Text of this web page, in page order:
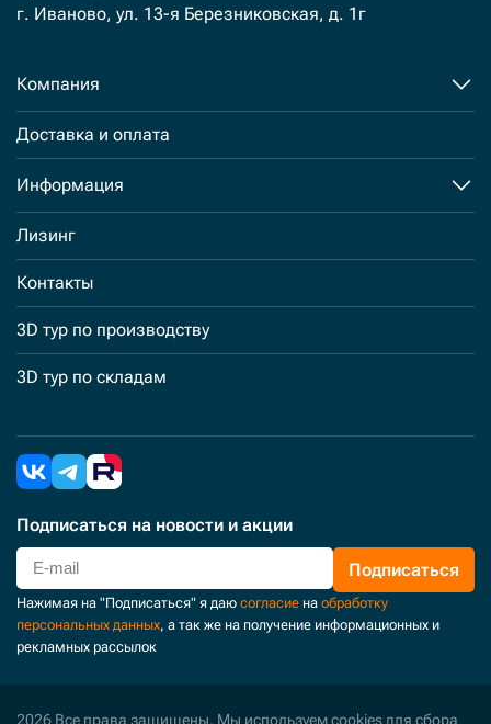
г. Иваново, ул. 13-я Березниковская, д. 1г
Компания
Доставка и оплата
Информация
Лизинг
Контакты
3D тур по производству
3D тур по складам
Подписаться на новости и акции
Подписаться
Нажимая на "Подписаться" я даю согласие на обработку
персональных данных, а так же на получение информационных и
рекламных рассылок
2026 Все права защищены. Мы используем cookies для сбора